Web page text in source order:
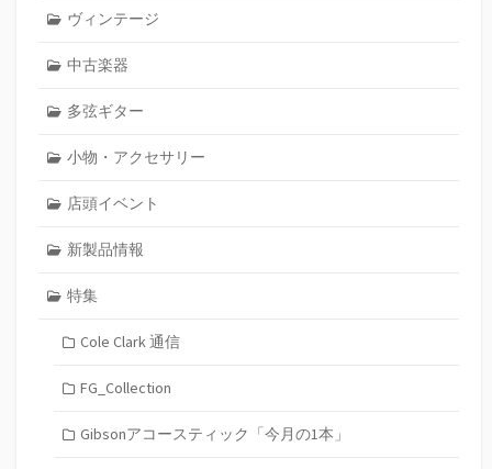
ヴィンテージ
中古楽器
多弦ギター
小物・アクセサリー
店頭イベント
新製品情報
特集
Cole Clark 通信
FG_Collection
Gibsonアコースティック「今月の1本」